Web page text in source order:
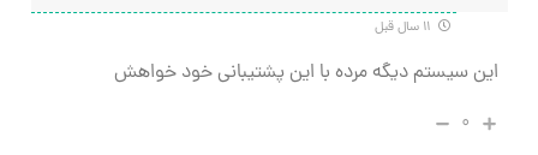
این سیستم دیگه مرده با این پشتیبانی خود خواهش
۰